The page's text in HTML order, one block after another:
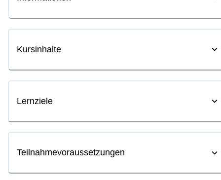
Kursinhalte
Lernziele
Teilnahmevoraussetzungen